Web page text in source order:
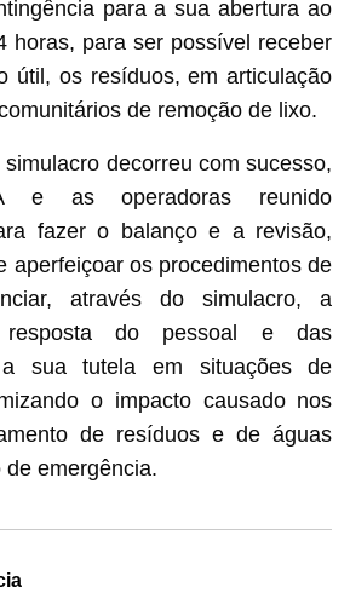
para a sua abertura ao
horas, para ser possível receber
útil, os resíduos, em articulação
de remoção de lixo.
decorreu com sucesso,
e as operadoras reunido
fazer o balanço e a revisão,
aperfeiçoar os procedimentos de
através do simulacro, a
resposta do pessoal e das
a sua tutela em situações de
o impacto causado nos
de resíduos e de águas
emergência.